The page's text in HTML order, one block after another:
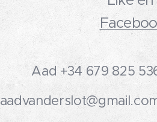
Aad +34 679 825